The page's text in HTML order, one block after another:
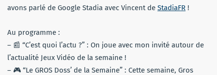
avons parlé de Google Stadia avec Vincent de StadiaFR !
Au programme :
– 📰 “C’est quoi l’actu ?” : On joue avec mon invité autour de
l’actualité Jeux Vidéo de la semaine !
– 🎮 “Le GROS Doss’ de la Semaine” : Cette semaine, Gros